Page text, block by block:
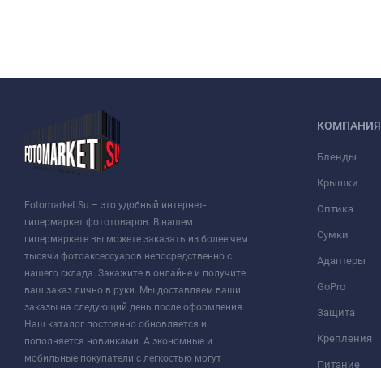
Fotomarket.Su – это удобный интернет-
гипермаркет фототоваров. В нашем
гипермаркете вы можете заказать из более чем
тысячи фотоаксессуаров непосредственно с
нашего склада. Закажите в онлайне и получите
ваш заказ лично в руки. Мы доставляем ваши
заказы на следующий день после оформления.
Наш каталог постоянно обновляется и
пополняется новинками. А экономные и
мобильные покупатели с легкостью могут
КОМПАНИЯ
Бленды
Крышки
Оптика
Сумки
Адаптеры
GoPro
Защита
Крепления
Питание